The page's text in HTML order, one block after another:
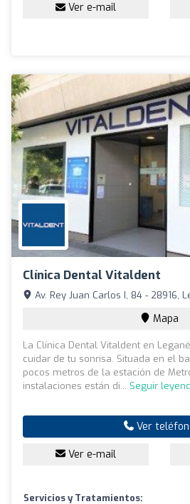
Ver e-mail
Clínica Dental Vitaldent
Av. Rey Juan Carlos I, 84 - 28916,
Mapa
La Clínica Dental Vitaldent en
cuidar de tu sonrisa. Situada en el
pocos metros de la estación de
instalaciones están di... Seguir
Ver
Ver e-mail
Servicios y Tratamientos: